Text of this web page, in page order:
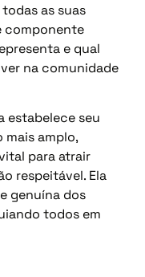
as suas
componente
e qual
na comunidade
estabelece seu
amplo,
para atrair
respeitável. Ela
genuína dos
todos em